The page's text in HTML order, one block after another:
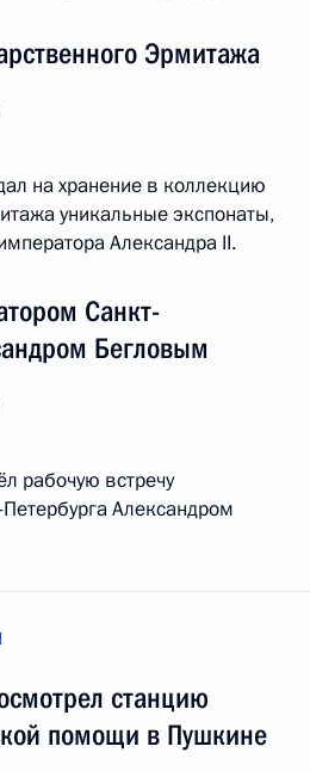
Эрмитажа
на хранение в коллекцию
уникальные экспонаты,
Александра II.
Санкт-
Бегловым
рабочую встречу
Александром
станцию
помощи в Пушкине